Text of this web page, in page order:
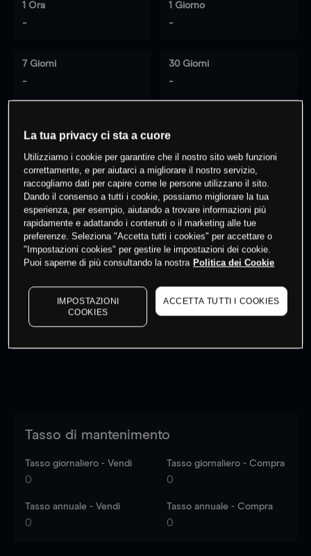
1 Ora
-
1 Giorno
-
7 Giorni
-
30 Giorni
-
0 % dei clienti hanno posizioni
questo prodotto
Fai trading
I prezzi sono solo indicativi. Accediper vedere gli ultimi
dati di mercato
to see latest market data
Tasso di mantenimento
Tasso giornaliero - Vendi
0
Tasso giornaliero - Compra
0
Tasso annuale - Vendi
0
Tasso annuale - Compra
0
La tua privacy ci sta a cuore
Utilizziamo i cookie per garantire che il nostro sito web funzioni
correttamente, e per aiutarci a migliorare il nostro servizio,
raccogliamo dati per capire come le persone utilizzano il sito.
Dando il consenso a tutti i cookie, possiamo migliorare la tua
esperienza, per esempio, aiutando a trovare informazioni più
rapidamente e adattando i contenuti o il marketing alle tue
preferenze. Seleziona "Accetta tutti i cookies" per accettare o
"Impostazioni cookies" per gestire le impostazioni dei cookie.
Puoi saperne di più consultando la nostra Politica dei Cookie
IMPOSTAZIONI
COOKIES
ACCETTA TUTTI I COOKIES